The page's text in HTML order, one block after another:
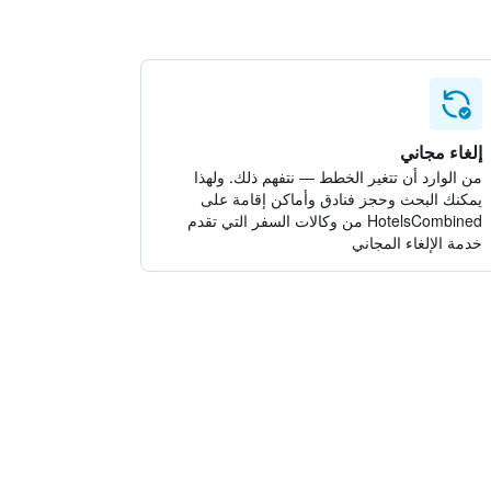
إلغاء مجاني
من الوارد أن تتغير الخطط — نتفهم ذلك. ولهذا
يمكنك البحث وحجز فنادق وأماكن إقامة على
HotelsCombined من وكالات السفر التي تقدم
خدمة الإلغاء المجاني